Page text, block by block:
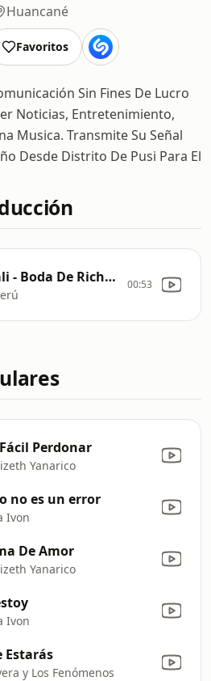
Huancané
Favoritos
Sin Fines De Lucro
Noticias, Entretenimiento,
Musica. Transmite Su Señal
Desde Distrito De Pusi Para El
Grupo Corali - Boda De Richard & Estefani Llachahui Coata Puno 2024 00:53
Perdonar
Yanarico
no es un error
Ivon
De Amor
Yanarico
Ivon
Estarás
y Los Fenómenos